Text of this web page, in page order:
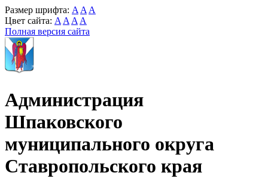
Размер шрифта: A A A
Цвет сайта: A A A A
Полная версия сайта
Администрация
Шпаковского
муниципального округа
Ставропольского края